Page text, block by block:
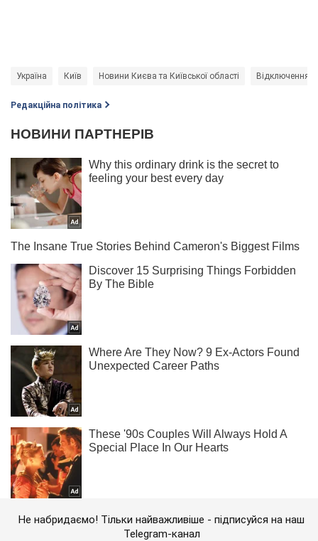
Україна Київ Новини Києва та Київської області Відключення
Редакційна політика
Не набридаємо! Тільки найважливіше - підписуйся на наш
Telegram-канал